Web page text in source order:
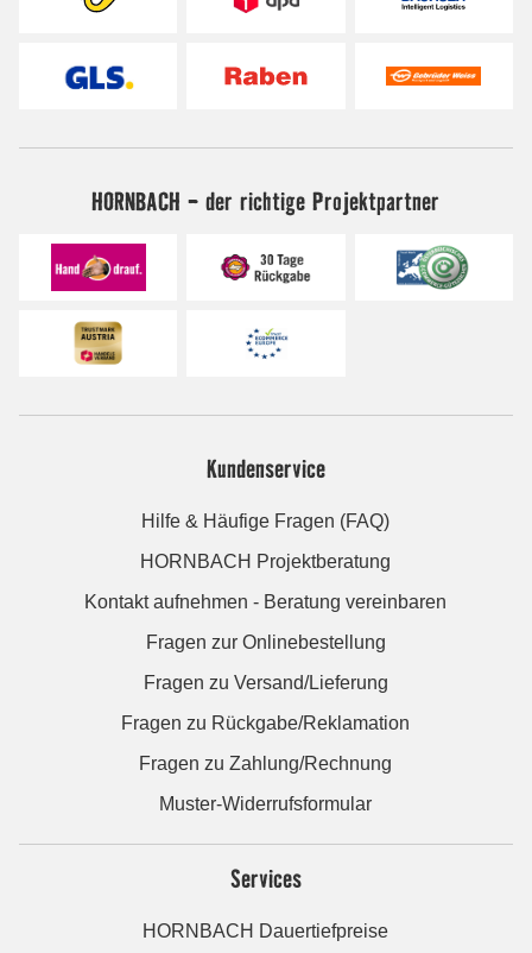
HORNBACH - der richtige Projektpartner
Kundenservice
Hilfe & Häufige Fragen (FAQ)
HORNBACH Projektberatung
Kontakt aufnehmen - Beratung vereinbaren
Fragen zur Onlinebestellung
Fragen zu Versand/Lieferung
Fragen zu Rückgabe/Reklamation
Fragen zu Zahlung/Rechnung
Muster-Widerrufsformular
Services
HORNBACH Dauertiefpreise